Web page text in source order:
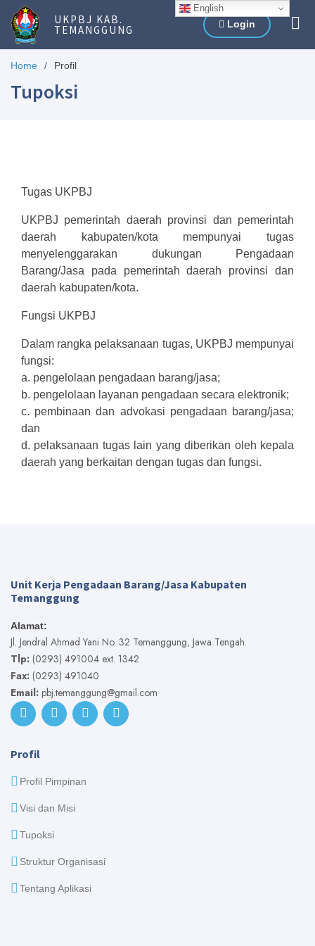
English
UKPBJ KAB.
TEMANGGUNG Login
Home Profil
Tupoksi
Tugas UKPBJ
UKPBJ pemerintah daerah provinsi dan pemerintah
daerah kabupaten/kota mempunyai tugas
menyelenggarakan dukungan Pengadaan
Barang/Jasa pada pemerintah daerah provinsi dan
daerah kabupaten/kota.
Fungsi UKPBJ
Dalam rangka pelaksanaan tugas, UKPBJ mempunyai
fungsi:
a. pengelolaan pengadaan barang/jasa;
b. pengelolaan layanan pengadaan secara elektronik;
c. pembinaan dan advokasi pengadaan barang/jasa;
dan
d. pelaksanaan tugas lain yang diberikan oleh kepala
daerah yang berkaitan dengan tugas dan fungsi.
Unit Kerja Pengadaan Barang/Jasa Kabupaten
Temanggung
Alamat:
Jl. Jendral Ahmad Yani No. 32 Temanggung, Jawa Tengah.
Tlp: (0293) 491004 ext. 1342
Fax: (0293) 491040
Email: pbj.temanggung@gmail.com
Profil
Profil Pimpinan
Visi dan Misi
Tupoksi
Struktur Organisasi
Tentang Aplikasi